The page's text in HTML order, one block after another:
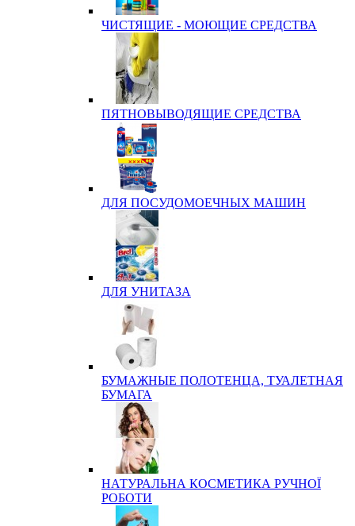
ЧИСТЯЩИЕ - МОЮЩИЕ СРЕДСТВА
ПЯТНОВЫВОДЯЩИЕ СРЕДСТВА
ДЛЯ ПОСУДОМОЕЧНЫХ МАШИН
ДЛЯ УНИТАЗА
БУМАЖНЫЕ ПОЛОТЕНЦА, ТУАЛЕТНАЯ
БУМАГА
НАТУРАЛЬНА КОСМЕТИКА РУЧНОЇ
РОБОТИ